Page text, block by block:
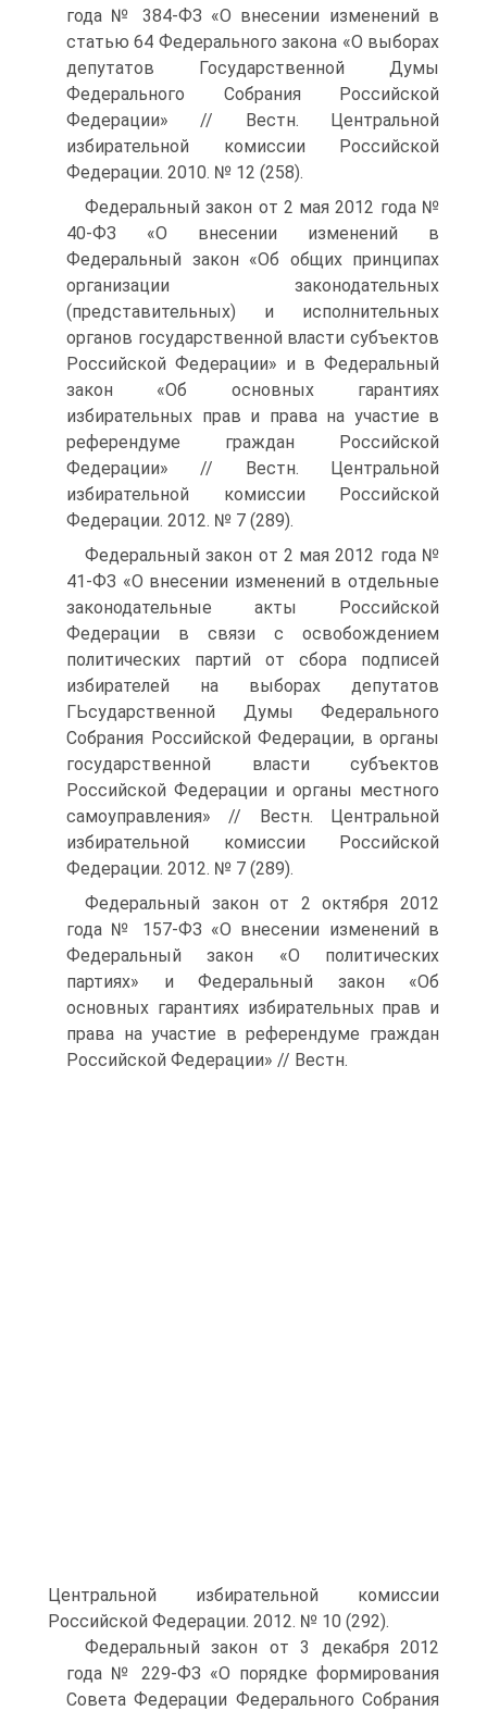
года № 384-ФЗ «О внесении изменений в
статью 64 Федерального закона «О выборах
депутатов Государственной Думы
Федерального Собрания Российской
Федерации» // Вестн. Центральной
избирательной комиссии Российской
Федерации. 2010. № 12 (258).
Федеральный закон от 2 мая 2012 года №
40-ФЗ «О внесении изменений в
Федеральный закон «Об общих принципах
организации законодательных
(представительных) и исполнительных
органов государственной власти субъектов
Российской Федерации» и в Федеральный
закон «Об основных гарантиях
избирательных прав и права на участие в
референдуме граждан Российской
Федерации» // Вестн. Центральной
избирательной комиссии Российской
Федерации. 2012. № 7 (289).
Федеральный закон от 2 мая 2012 года №
41-ФЗ «О внесении изменений в отдельные
законодательные акты Российской
Федерации в связи с освобождением
политических партий от сбора подписей
избирателей на выборах депутатов
ГЬсударственной Думы Федерального
Собрания Российской Федерации, в органы
государственной власти субъектов
Российской Федерации и органы местного
самоуправления» // Вестн. Центральной
избирательной комиссии Российской
Федерации. 2012. № 7 (289).
Федеральный закон от 2 октября 2012
года № 157-ФЗ «О внесении изменений в
Федеральный закон «О политических
партиях» и Федеральный закон «Об
основных гарантиях избирательных прав и
права на участие в референдуме граждан
Российской Федерации» // Вестн.
Центральной избирательной комиссии
Российской Федерации. 2012. № 10 (292).
Федеральный закон от 3 декабря 2012
года № 229-ФЗ «О порядке формирования
Совета Федерации Федерального Собрания